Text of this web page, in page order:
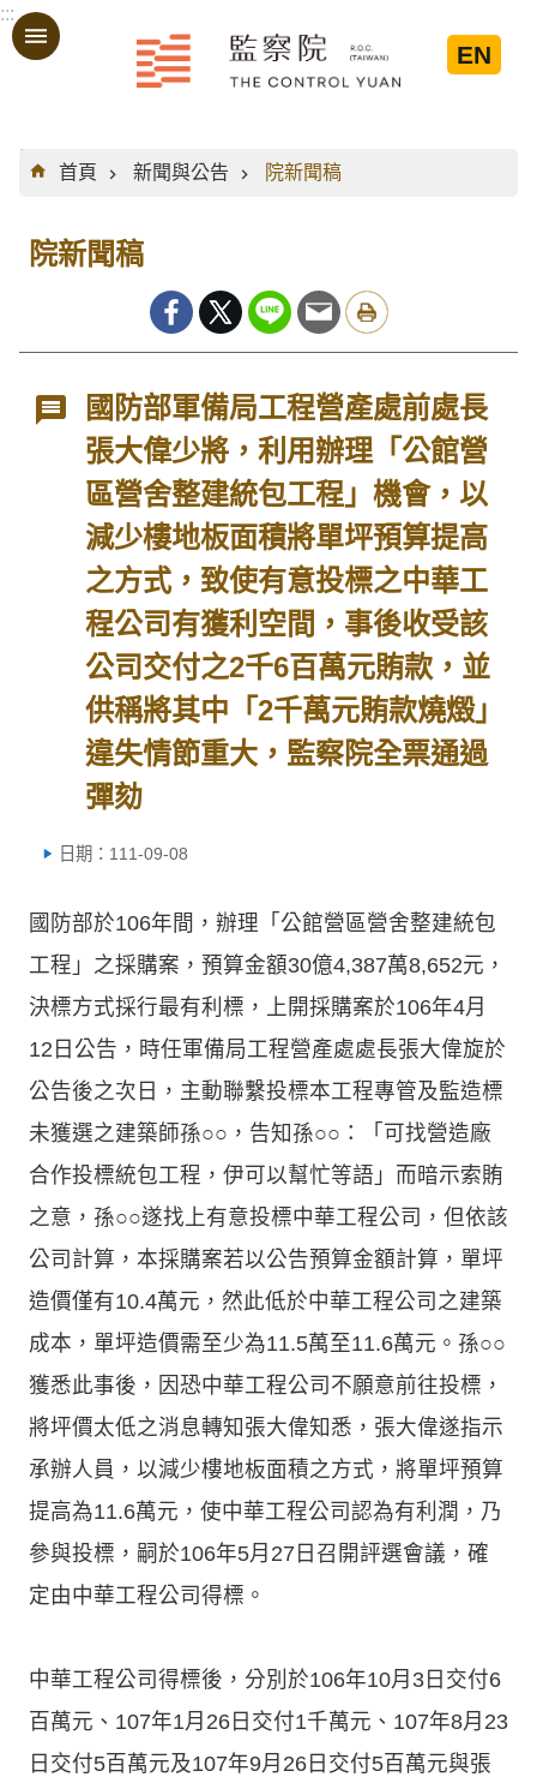
跳到主要內容區塊
:::
EN
:::
首頁
新聞與公告 院新聞稿
院新聞稿
國防部軍備局工程營產處前處長
張大偉少將，利用辦理「公館營
區營舍整建統包工程」機會，以
減少樓地板面積將單坪預算提高
之方式，致使有意投標之中華工
程公司有獲利空間，事後收受該
公司交付之2千6百萬元賄款，並
供稱將其中「2千萬元賄款燒燬」
違失情節重大，監察院全票通過
彈劾
日期：111-09-08
國防部於106年間，辦理「公館營區營舍整建統包
工程」之採購案，預算金額30億4,387萬8,652元，
決標方式採行最有利標，上開採購案於106年4月
12日公告，時任軍備局工程營產處處長張大偉旋於
公告後之次日，主動聯繫投標本工程專管及監造標
未獲選之建築師孫○○，告知孫○○：「可找營造廠
合作投標統包工程，伊可以幫忙等語」而暗示索賄
之意，孫○○遂找上有意投標中華工程公司，但依該
公司計算，本採購案若以公告預算金額計算，單坪
造價僅有10.4萬元，然此低於中華工程公司之建築
成本，單坪造價需至少為11.5萬至11.6萬元。孫○○
獲悉此事後，因恐中華工程公司不願意前往投標，
將坪價太低之消息轉知張大偉知悉，張大偉遂指示
承辦人員，以減少樓地板面積之方式，將單坪預算
提高為11.6萬元，使中華工程公司認為有利潤，乃
參與投標，嗣於106年5月27日召開評選會議，確
定由中華工程公司得標。
中華工程公司得標後，分別於106年10月3日交付6
百萬元、107年1月26日交付1千萬元、107年8月23
日交付5百萬元及107年9月26日交付5百萬元與張